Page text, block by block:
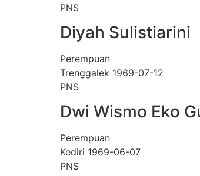
PNS
Diyah Sulistiarini
Perempuan
Trenggalek 1969-07-12
PNS
Dwi Wismo Eko
Perempuan
Kediri 1969-06-07
PNS